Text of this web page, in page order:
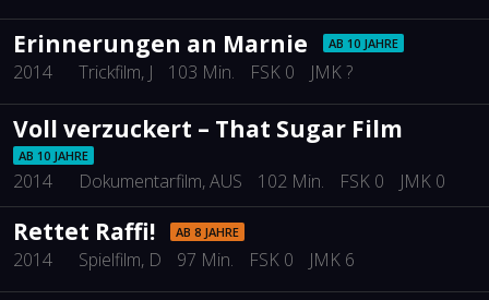
Erinnerungen an Marnie AB 10 JAHRE
2014 Trickfilm, J 103 Min. FSK 0 JMK ?
Voll verzuckert – That Sugar Film
AB 10 JAHRE
2014 Dokumentarfilm, AUS 102 Min. FSK 0 JMK 0
Rettet Raffi! AB 8 JAHRE
2014 Spielfilm, D 97 Min. FSK 0 JMK 6